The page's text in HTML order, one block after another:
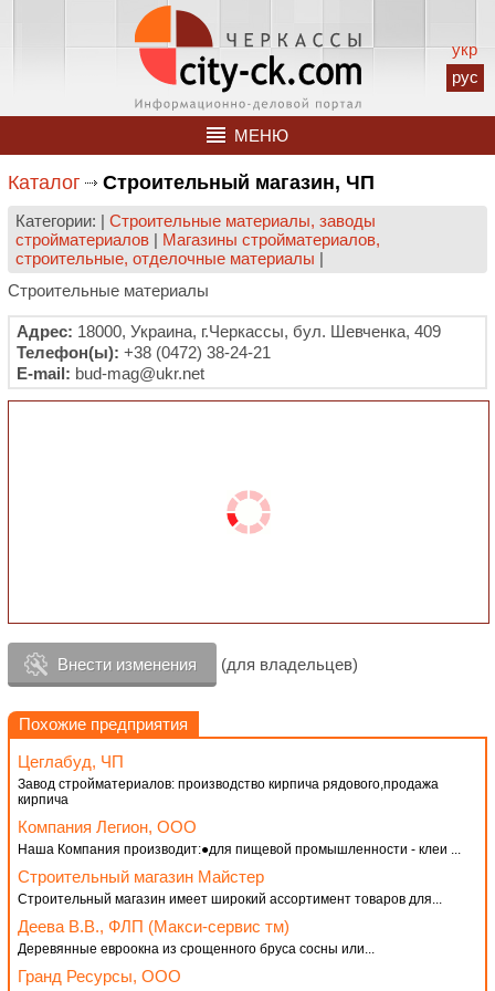
укр
рус
МЕНЮ
Каталог Строительный магазин, ЧП
Категории: | Строительные материалы, заводы
стройматериалов | Магазины стройматериалов,
строительные, отделочные материалы |
Строительные материалы
Адрес: 18000, Украина, г.Черкассы, бул. Шевченка, 409
Телефон(ы): +38 (0472) 38-24-21
E-mail: bud-mag@ukr.net
Внести изменения (для владельцев)
Похожие предприятия
Цеглабуд, ЧП
Завод стройматериалов: производство кирпича рядового,продажа
кирпича
Компания Легион, ООО
Наша Компания производит:●для пищевой промышленности - клеи ...
Строительный магазин Майстер
Строительный магазин имеет широкий ассортимент товаров для...
Деева В.В., ФЛП (Макси-сервис тм)
Деревянные евроокна из срощенного бруса сосны или...
Гранд Ресурсы, ООО